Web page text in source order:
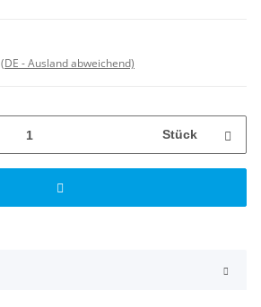
(DE - Ausland abweichend)
Stück